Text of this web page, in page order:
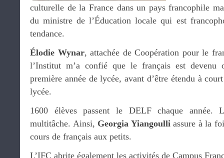
culturelle de la France dans un pays francophile
du ministre de l’Éducation locale qui est
tendance.
Élodie Wynar, attachée de Coopération pour le
l’Institut m’a confié que le français est devenu
première année de lycée, avant d’être étendu à
lycée.
1600 élèves passent le DELF chaque année.
multitâche. Ainsi, Georgia Yiangoulliassure à la
cours de français aux petits.
L’IFC abrite également les activités de Campus